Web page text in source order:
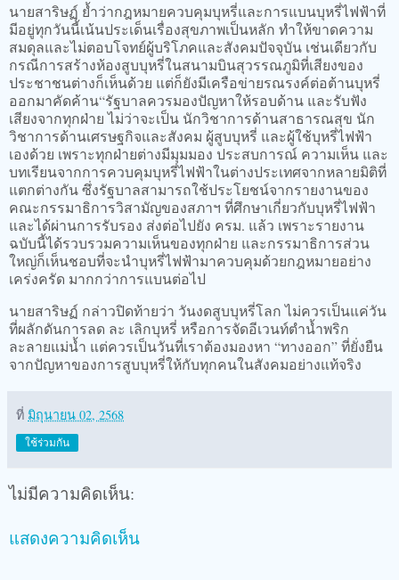
นายสาริษฏ์ ย้ำว่ากฎหมายควบคุมบุหรี่และการแบนบุหรี่ไฟฟ้าที่
มีอยู่ทุกวันนี้เน้นประเด็นเรื่องสุขภาพเป็นหลัก ทำให้ขาดความ
สมดุลและไม่ตอบโจทย์ผู้บริโภคและสังคมปัจจุบัน เช่นเดียวกับ
กรณีการสร้างห้องสูบบุหรี่ในสนามบินสุวรรณภูมิที่เสียงของ
ประชาชนต่างก็เห็นด้วย แต่ก็ยังมีเครือข่ายรณรงค์ต่อต้านบุหรี่
ออกมาคัดค้าน“รัฐบาลควรมองปัญหาให้รอบด้าน และรับฟัง
เสียงจากทุกฝ่าย ไม่ว่าจะเป็น นักวิชาการด้านสาธารณสุข นัก
วิชาการด้านเศรษฐกิจและสังคม ผู้สูบบุหรี่ และผู้ใช้บุหรี่ไฟฟ้า
เองด้วย เพราะทุกฝ่ายต่างมีมุมมอง ประสบการณ์ ความเห็น และ
บทเรียนจากการควบคุมบุหรี่ไฟฟ้าในต่างประเทศจากหลายมิติที่
แตกต่างกัน ซึ่งรัฐบาลสามารถใช้ประโยชน์จากรายงานของ
คณะกรรมาธิการวิสามัญของสภาฯ ที่ศึกษาเกี่ยวกับบุหรี่ไฟฟ้า
และได้ผ่านการรับรอง ส่งต่อไปยัง ครม. แล้ว เพราะรายงาน
ฉบับนี้ได้รวบรวมความเห็นของทุกฝ่าย และกรรมาธิการส่วน
ใหญ่ก็เห็นชอบที่จะนำบุหรี่ไฟฟ้ามาควบคุมด้วยกฎหมายอย่าง
เคร่งครัด มากกว่าการแบนต่อไป
นายสาริษฏ์ กล่าวปิดท้ายว่า วันงดสูบบุหรี่โลก ไม่ควรเป็นแค่วัน
ที่ผลักดันการลด ละ เลิกบุหรี่ หรือการจัดอีเวนท์ตำน้ำพริก
ละลายแม่น้ำ แต่ควรเป็นวันที่เราต้องมองหา “ทางออก” ที่ยั่งยืน
จากปัญหาของการสูบบุหรี่ให้กับทุกคนในสังคมอย่างแท้จริง
ที่ มิถุนายน 02, 2568
ใช้ร่วมกัน
ไม่มีความคิดเห็น:
แสดงความคิดเห็น